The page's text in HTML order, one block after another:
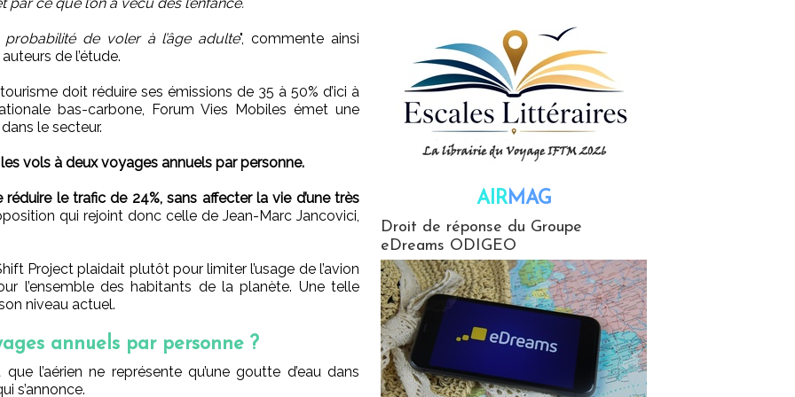
de voler à l’âge adulte", commente ainsi
de l’étude.
doit réduire ses émissions de 35 à 50% d’ici à
bas-carbone, Forum Vies Mobiles émet une
le secteur.
vols à deux voyages annuels par personne.
le trafic de 24%, sans affecter la vie d’une très
qui rejoint donc celle de Jean-Marc Jancovici,
Project plaidait plutôt pour limiter l’usage de l’avion
l’ensemble des habitants de la planète. Une telle
niveau actuel.
annuels par personne ?
l’aérien ne représente qu’une goutte d’eau dans
s’annonce.
AIRMAG
Droit de réponse du Groupe
eDreams ODIGEO